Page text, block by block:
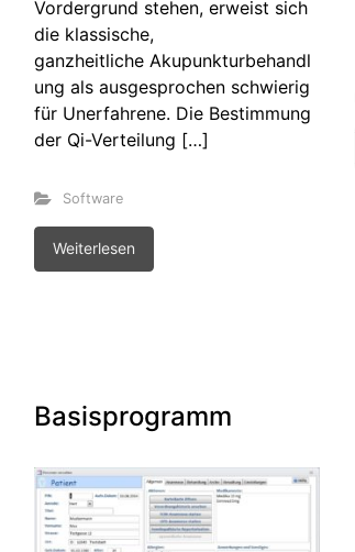
Vordergrund stehen, erweist sich
die klassische,
ganzheitliche Akupunkturbehandl
ung als ausgesprochen schwierig
für Unerfahrene. Die Bestimmung
der Qi-Verteilung […]
Software
Weiterlesen
Basisprogramm